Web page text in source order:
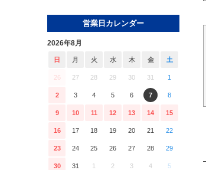
営業日カレンダー
2026年8月
日 月 火 水 木 金 土
26 27 28 29 30 31 1
2 3 4 5 6 7 8
9 10 11 12 13 14 15
16 17 18 19 20 21 22
23 24 25 26 27 28 29
30 31 1 2 3 4 5